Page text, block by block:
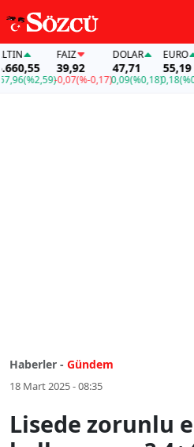
(%2,59)
FAİZ
39,92
-0,07(%-0,17)
DOLAR
47,71
0,09(%0,18)
EURO
55,19
0,18
Haberler - Gündem
18 Mart 2025 - 08:35
Lisede zorunlu